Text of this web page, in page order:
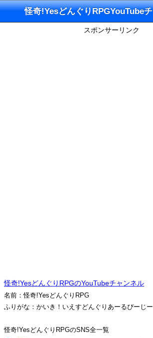
スポンサーリンク
怪奇!YesどんぐりRPGのYouTubeチャンネル
名前：怪奇!YesどんぐりRPG
ふりがな：かいき！いえすどんぐりあーるぴーじー
怪奇!YesどんぐりRPGのSNS全一覧